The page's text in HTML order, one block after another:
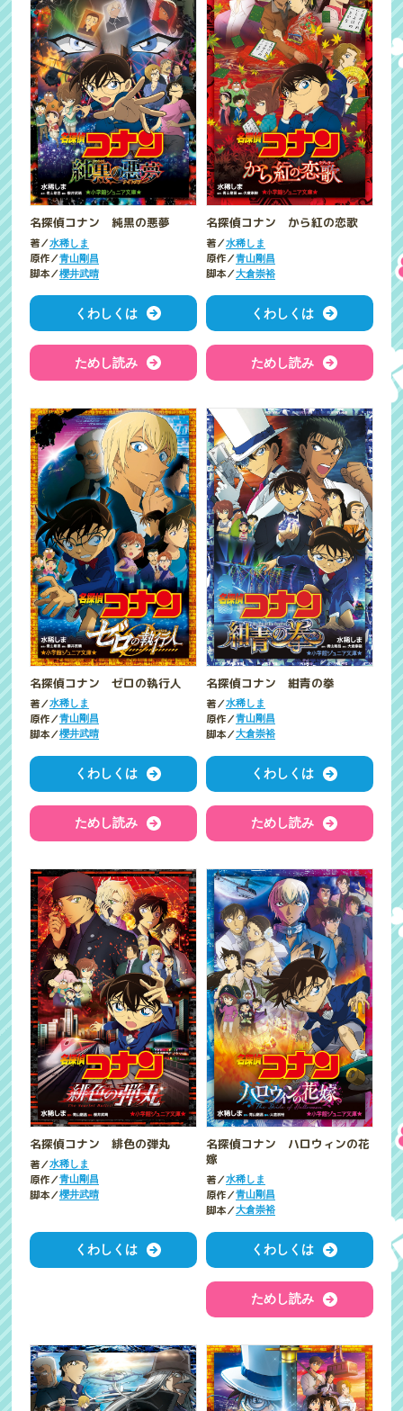
名探偵コナン 純黒の悪夢
著／水稀しま
原作／青山剛昌
脚本／櫻井武晴
くわしくは
ためし読み
名探偵コナン から紅の恋歌
著／水稀しま
原作／青山剛昌
脚本／大倉崇裕
くわしくは
ためし読み
名探偵コナン ゼロの執行人
著／水稀しま
原作／青山剛昌
脚本／櫻井武晴
くわしくは
ためし読み
名探偵コナン 紺青の拳
著／水稀しま
原作／青山剛昌
脚本／大倉崇裕
くわしくは
ためし読み
名探偵コナン 緋色の弾丸
著／水稀しま
原作／青山剛昌
脚本／櫻井武晴
くわしくは
名探偵コナン ハロウィンの花
嫁
著／水稀しま
原作／青山剛昌
脚本／大倉崇裕
くわしくは
ためし読み